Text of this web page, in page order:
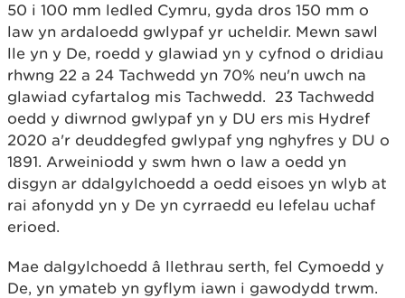
50 i 100 mm ledled Cymru, gyda dros 150 mm o
law yn ardaloedd gwlypaf yr ucheldir. Mewn sawl
lle yn y De, roedd y glawiad yn y cyfnod o dridiau
rhwng 22 a 24 Tachwedd yn 70% neu'n uwch na
glawiad cyfartalog mis Tachwedd. 23 Tachwedd
oedd y diwrnod gwlypaf yn y DU ers mis Hydref
2020 a'r deuddegfed gwlypaf yng nghyfres y DU o
1891. Arweiniodd y swm hwn o law a oedd yn
disgyn ar ddalgylchoedd a oedd eisoes yn wlyb at
rai afonydd yn y De yn cyrraedd eu lefelau uchaf
erioed.
Mae dalgylchoedd â llethrau serth, fel Cymoedd y
De, yn ymateb yn gyflym iawn i gawodydd trwm.